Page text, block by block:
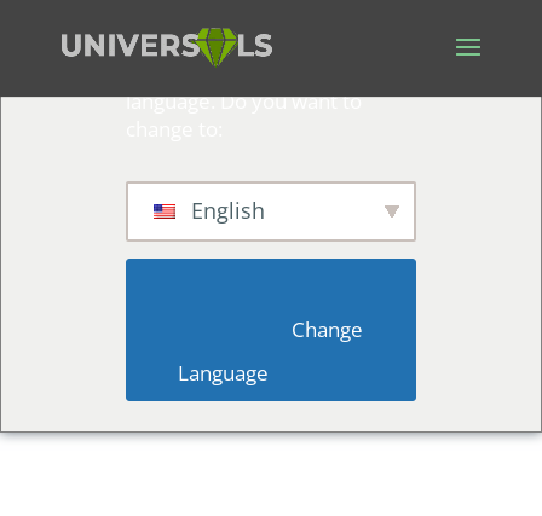
We've detected you might be
speaking a different
language. Do you want to
English
Language